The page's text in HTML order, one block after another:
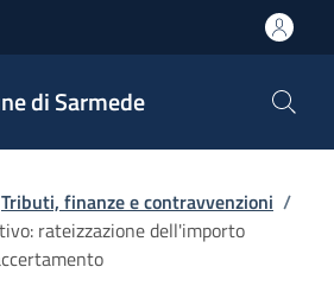
di Sarmede
Tributi, finanze e contravvenzioni /
rateizzazione dell'importo